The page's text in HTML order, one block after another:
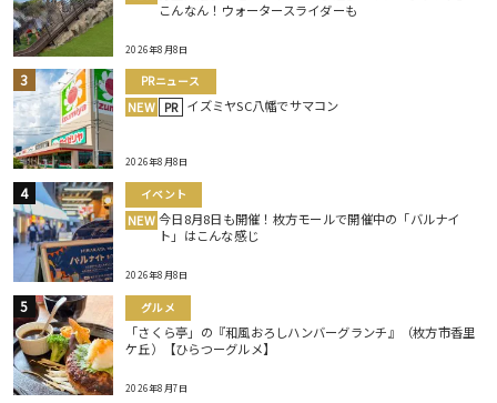
こんなん！ウォータースライダーも
2026年8月8日
PRニュース
NEW PR イズミヤSC八幡でサマコン
2026年8月8日
イベント
NEW 今日8月8日も開催！枚方モールで開催中の「バルナイ
ト」はこんな感じ
2026年8月8日
グルメ
「さくら亭」の『和風おろしハンバーグランチ』（枚方市香里
ケ丘）【ひらつーグルメ】
2026年8月7日